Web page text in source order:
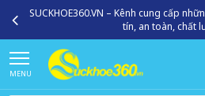
SUCKHOE360.VN – Kênh cung cấp
tín, an toàn, chất
MENU